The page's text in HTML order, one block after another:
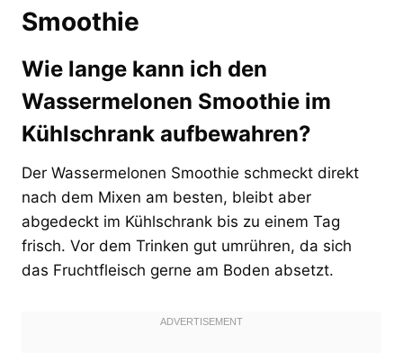
Smoothie
Wie lange kann ich den
Wassermelonen Smoothie im
Kühlschrank aufbewahren?
Der Wassermelonen Smoothie schmeckt direkt
nach dem Mixen am besten, bleibt aber
abgedeckt im Kühlschrank bis zu einem Tag
frisch. Vor dem Trinken gut umrühren, da sich
das Fruchtfleisch gerne am Boden absetzt.